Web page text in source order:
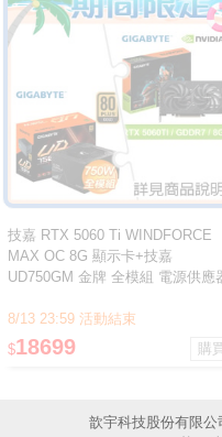
技嘉 RTX 5060 Ti WINDFORCE
MAX OC 8G 顯示卡+技嘉
UD750GM 金牌 全模組 電源供應
8/13 23:59 活動結束
$18699
歆宇科技股份有限